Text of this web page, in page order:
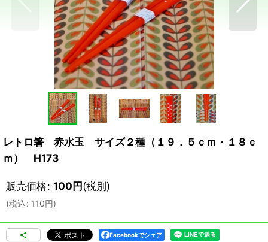
レトロ箸 赤水玉 サイズ２種（１９．５ｃｍ・１８ｃ
ｍ） H173
販売価格: 100円(税別)
(税込: 110円)
Facebookでシェア